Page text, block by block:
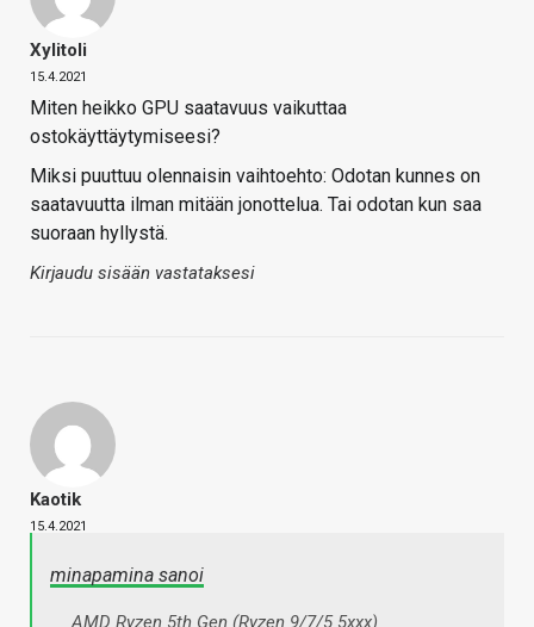
Xylitoli
15.4.2021
Miten heikko GPU saatavuus vaikuttaa
ostokäyttäytymiseesi?
Miksi puuttuu olennaisin vaihtoehto: Odotan kunnes on
saatavuutta ilman mitään jonottelua. Tai odotan kun saa
suoraan hyllystä.
Kirjaudu sisään vastataksesi
Kaotik
15.4.2021
minapamina sanoi
AMD Ryzen 5th Gen (Ryzen 9/7/5 5xxx)